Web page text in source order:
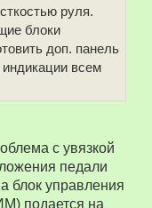
руля.
блоки
доп. панель
всем
с увязкой
педали
блок управления
подается на